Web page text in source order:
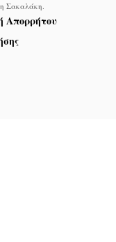
Σακαλάκη.
Απορρήτου